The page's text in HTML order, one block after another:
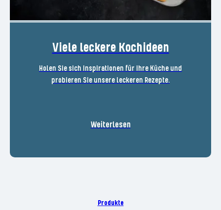
Viele leckere Kochideen
Holen Sie sich Inspirationen für ihre Küche und
probieren Sie unsere leckeren Rezepte.
Weiterlesen
Produkte